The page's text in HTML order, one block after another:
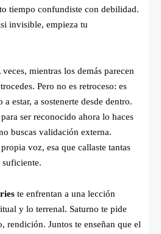
tiempo confundiste con debilidad.
invisible, empieza tu
mientras los demás parecen
Pero no es retroceso: es
a estar, a sostenerte desde dentro.
ser reconocido ahora lo haces
buscas validación externa.
voz, esa que callaste tantas
suficiente.
te enfrentan a una lección
y lo terrenal. Saturno te pide
rendición. Juntos te enseñan que el